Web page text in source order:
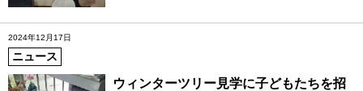
2024年12月17日
ニュース
ウィンターツリー見学に子どもたちを招